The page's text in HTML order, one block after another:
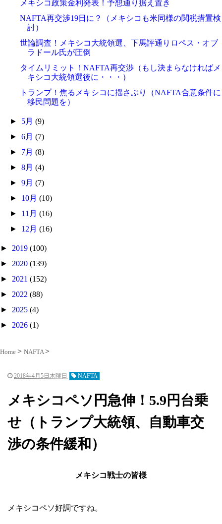
メキシコ政策金利発表！予想通り据え置き
NAFTA再交渉19日に？（メキシコも米同様の関税措置検
討）
世論調査！メキシコ大統領選、下馬評通りロペス・オブ
ラドール氏が圧倒
タイムリミット！NAFTA再交渉（もし決まらなければメ
キシコ大統領選後に・・・）
トランプ！焦るメキシコに揺さぶり（NAFTA合意条件に
移民問題を）
► 5月(9)
►6月(7)
► 7月(8)
►8月(4)
►9月(7)
► 10月(10)
► 11月(16)
► 12月(16)
► 2019 (100)
► 2020 (139)
► 2021 (152)
► 2022 (88)
► 2025 (4)
► 2026 (1)
Home NAFTA
2018年4月5日木曜日 NAFTA
メキシコペソ円急伸！5.9円台乗
せ（トランプ大統領、自動車交
渉の条件緩和）
メキシコ戦士の皆様
メキシコペソ好調ですね。